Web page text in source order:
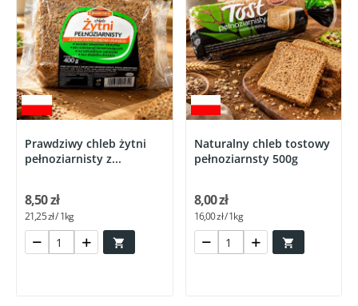
Prawdziwy chleb żytni
pełnoziarnisty z...

8,50 zł
21,25 zł / 1kg
Naturalny chleb tostowy
pełnoziarnsty 500g

8,00 zł
16,00 zł / 1kg